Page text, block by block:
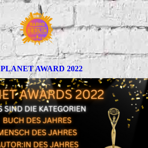
PLANET AWARD 2022